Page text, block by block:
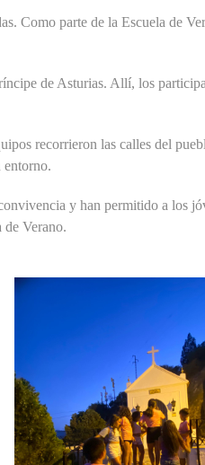
Como parte de la Escuela de
de Asturias. Allí, los
recorrieron las calles del
entorno.
y han permitido a los
de Verano.